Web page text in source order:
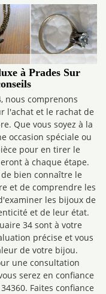
à Prades Sur
nous comprenons
l'achat et le rachat de
Que vous soyez à la
occasion spéciale ou
pour en tirer le
à chaque étape.
bien connaître le
et de comprendre les
les bijoux de
et de leur état.
34 sont à votre
précise et vous
de votre bijou.
une consultation
serez en confiance
Faites confiance